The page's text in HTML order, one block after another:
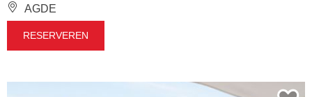
AGDE
RESERVEREN